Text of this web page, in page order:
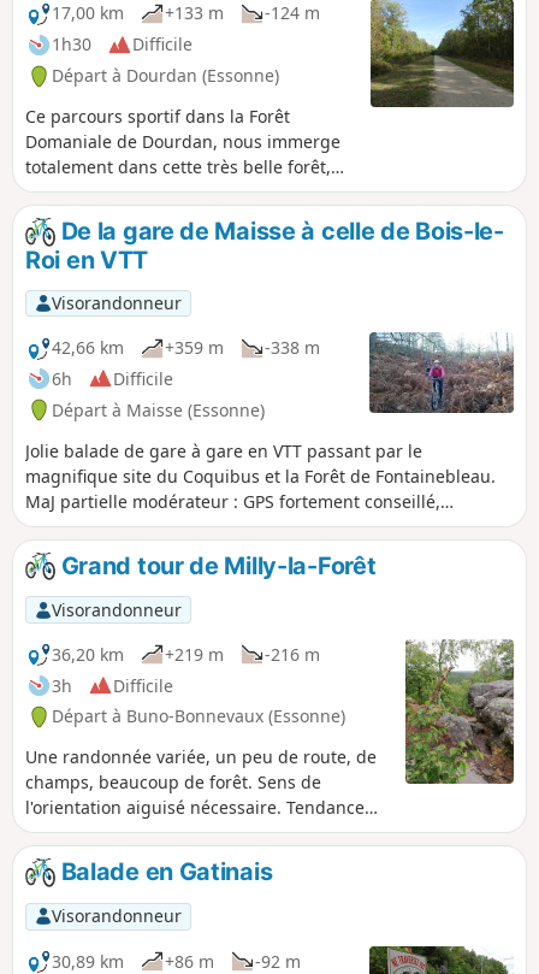
17,00 km
+133 m
-124 m
1h30
Difficile
Départ à Dourdan (Essonne)
Ce parcours sportif dans la Forêt
Domaniale de Dourdan, nous immerge
totalement dans cette très belle forêt,
sans oublier le centre médiéval de
Dourdan.
De la gare de Maisse à celle de Bois-le-
Roi en VTT
Visorandonneur
42,66 km
+359 m
-338 m
6h
Difficile
Départ à Maisse (Essonne)
Jolie balade de gare à gare en VTT passant par le
magnifique site du Coquibus et la Forêt de Fontainebleau.
MaJ partielle modérateur : GPS fortement conseillé,
descriptif ancien et minimaliste
Grand tour de Milly-la-Forêt
Visorandonneur
36,20 km
+219 m
-216 m
3h
Difficile
Départ à Buno-Bonnevaux (Essonne)
Une randonnée variée, un peu de route, de
champs, beaucoup de forêt. Sens de
l'orientation aiguisé nécessaire. Tendance
aux sentiers sauvages et au hors piste
préférable. Un début en douceur à travers
bois et champs, puis traversée de la Forêt
des Trois Pignons et retour par celle de
Maisse. Note modérateur problèmes sur ce
circuit, voir l'avis du 02/08/2022
Balade en Gatinais
Visorandonneur
30,89 km
+86 m
-92 m